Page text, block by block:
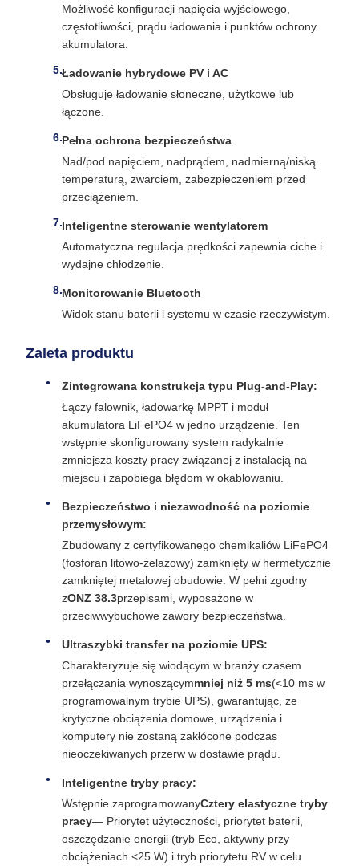
Możliwość konfiguracji napięcia wyjściowego,
częstotliwości, prądu ładowania i punktów ochrony
akumulatora.
Ładowanie hybrydowe PV i AC
Obsługuje ładowanie słoneczne, użytkowe lub
łączone.
Pełna ochrona bezpieczeństwa
Nad/pod napięciem, nadprądem, nadmierną/niską
temperaturą, zwarciem, zabezpieczeniem przed
przeciążeniem.
Inteligentne sterowanie wentylatorem
Automatyczna regulacja prędkości zapewnia ciche i
wydajne chłodzenie.
Monitorowanie Bluetooth
Widok stanu baterii i systemu w czasie rzeczywistym.
Zaleta produktu
Zintegrowana konstrukcja typu Plug-and-Play:
Łączy falownik, ładowarkę MPPT i moduł
akumulatora LiFePO4 w jedno urządzenie. Ten
wstępnie skonfigurowany system radykalnie
zmniejsza koszty pracy związanej z instalacją na
miejscu i zapobiega błędom w okablowaniu.
Bezpieczeństwo i niezawodność na poziomie
przemysłowym:
Zbudowany z certyfikowanego chemikaliów LiFePO4
(fosforan litowo-żelazowy) zamknięty w hermetycznie
zamkniętej metalowej obudowie. W pełni zgodny
zONZ 38.3przepisami, wyposażone w
przeciwwybuchowe zawory bezpieczeństwa.
Ultraszybki transfer na poziomie UPS:
Charakteryzuje się wiodącym w branży czasem
przełączania wynoszącymmniej niż 5 ms(<10 ms w
programowalnym trybie UPS), gwarantując, że
krytyczne obciążenia domowe, urządzenia i
komputery nie zostaną zakłócone podczas
nieoczekiwanych przerw w dostawie prądu.
Inteligentne tryby pracy:
Wstępnie zaprogramowanyCztery elastyczne tryby
pracy— Priorytet użyteczności, priorytet baterii,
oszczędzanie energii (tryb Eco, aktywny przy
obciążeniach <25 W) i tryb priorytetu RV w celu